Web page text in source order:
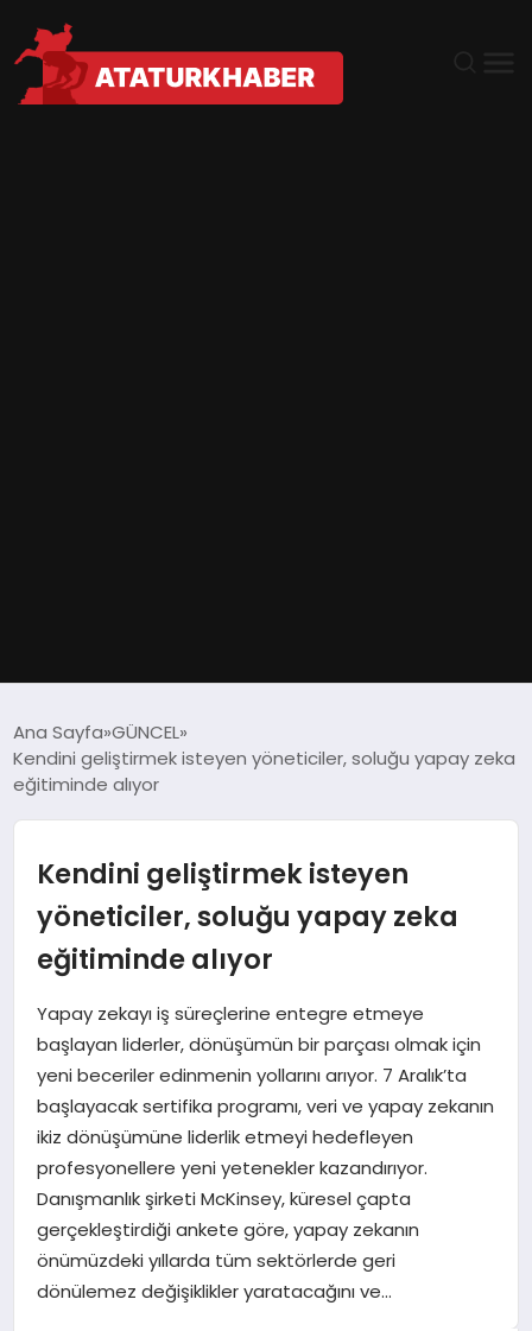
DÜNYA
MAGAZIN
SAĞLIK
SIYASET
SPOR
TEKNOLOJI
YAŞAM
Ana Sayfa GÜNCEL
Kendini geliştirmek isteyen yöneticiler, soluğu yapay zeka
eğitiminde alıyor
Kendini geliştirmek isteyen
yöneticiler, soluğu yapay zeka
eğitiminde alıyor
Yapay zekayı iş süreçlerine entegre etmeye
başlayan liderler, dönüşümün bir parçası olmak için
yeni beceriler edinmenin yollarını arıyor. 7 Aralık’ta
başlayacak sertifika programı, veri ve yapay zekanın
ikiz dönüşümüne liderlik etmeyi hedefleyen
profesyonellere yeni yetenekler kazandırıyor.
Danışmanlık şirketi McKinsey, küresel çapta
gerçekleştirdiği ankete göre, yapay zekanın
önümüzdeki yıllarda tüm sektörlerde geri
dönülemez değişiklikler yaratacağını ve…